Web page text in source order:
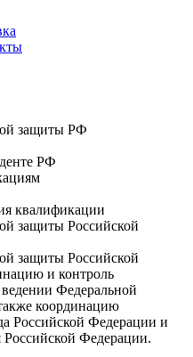
защиты РФ
РФ
квалификации
защиты Российской
защиты Российской
и контроль
ведении Федеральной
координацию
Российской Федерации и
Российской Федерации.